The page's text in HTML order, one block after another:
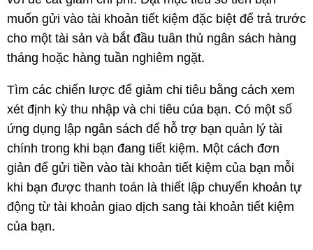
muốn gửi vào tài khoản tiết kiệm đặc biệt để trả trước
cho một tài sản và bắt đầu tuân thủ ngân sách hàng
tháng hoặc hàng tuần nghiêm ngặt.
Tìm các chiến lược để giảm chi tiêu bằng cách xem
xét định kỳ thu nhập và chi tiêu của bạn. Có một số
ứng dụng lập ngân sách để hỗ trợ bạn quản lý tài
chính trong khi bạn đang tiết kiệm. Một cách đơn
giản để gửi tiền vào tài khoản tiết kiệm của bạn mỗi
khi bạn được thanh toán là thiết lập chuyển khoản tự
động từ tài khoản giao dịch sang tài khoản tiết kiệm
của bạn.